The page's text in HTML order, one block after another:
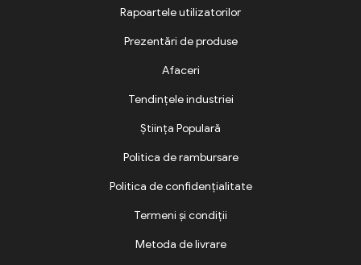
Rapoartele utilizatorilor
Prezentări de produse
Afaceri
Tendințele industriei
Știința Populară
Politica de rambursare
Politica de confidențialitate
Termeni și condiții
Metoda de livrare